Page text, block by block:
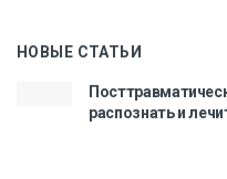
НОВЫЕ СТАТЬИ
распознать и